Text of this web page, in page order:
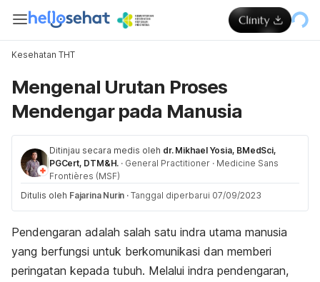
Kesehatan THT
Mengenal Urutan Proses
Mendengar pada Manusia
Ditinjau secara medis oleh dr. Mikhael Yosia, BMedSci,
PGCert, DTM&H. · General Practitioner · Medicine Sans
Frontières (MSF)
Ditulis oleh Fajarina Nurin · Tanggal diperbarui 07/09/2023
Pendengaran adalah salah satu indra utama manusia
yang berfungsi untuk berkomunikasi dan memberi
peringatan kepada tubuh. Melalui indra pendengaran,